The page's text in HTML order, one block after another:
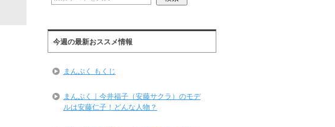
今週の最新おススメ情報
まんぷく もくじ
まんぷく｜今井福子（安藤サクラ）のモデ
ルは安藤仁子！どんな人物？